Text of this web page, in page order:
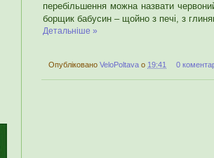
перебільшення можна назвати
борщик бабусин – щойно з печі, з
Детальніше »
Опубліковано VeloPoltava о 19:41 0